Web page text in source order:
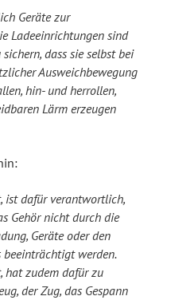
Geräte zur
Ladeeinrichtungen sind
dass sie selbst bei
Ausweichbewegung
hin- und herrollen,
Lärm erzeugen
ist dafür verantwortlich,
Gehör nicht durch die
Geräte oder den
beeinträchtigt werden.
hat zudem dafür zu
der Zug, das Gespann